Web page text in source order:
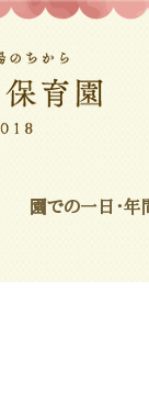
園での一日･年